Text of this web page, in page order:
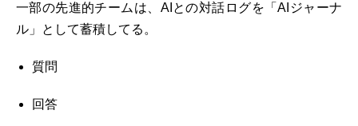
一部の先進的チームは、AIとの対話ログを「AIジャーナ
ル」として蓄積してる。
質問
回答